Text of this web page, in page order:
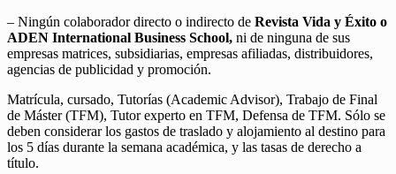
– Ningún colaborador directo o indirecto de Revista Vida y Éxito o
ADEN International Business School, ni de ninguna de sus
empresas matrices, subsidiarias, empresas afiliadas, distribuidores,
agencias de publicidad y promoción.
Matrícula, cursado, Tutorías (Academic Advisor), Trabajo de Final
de Máster (TFM), Tutor experto en TFM, Defensa de TFM. Sólo se
deben considerar los gastos de traslado y alojamiento al destino para
los 5 días durante la semana académica, y las tasas de derecho a
título.